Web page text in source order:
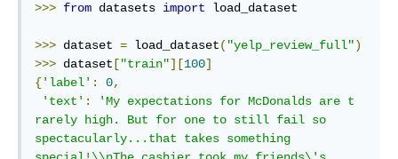
>>> from datasets import load_dataset
>>> dataset = load_dataset( "yelp_review_full")
>>> dataset ["train"][100]
{'label' : 0,
'text' :
'My expectations for McDonalds are t
rarely high. But for one to still fail so
spectacularly...that takes something